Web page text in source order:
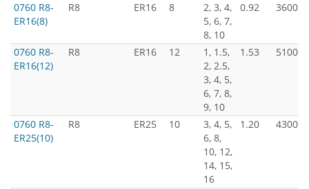
0760 R8-
ER16(8)
R8 ER16 8
2, 3, 4,
5, 6, 7,
8, 10
0.92 3600
0760 R8-
ER16(12)
R8 ER16 12
1, 1.5,
2, 2.5,
3, 4, 5,
6, 7, 8,
9, 10
1.53 5100
0760 R8-
ER25(10)
R8 ER25 10
3, 4, 5,
6, 8,
10, 12,
14, 15,
16
1.20 4300